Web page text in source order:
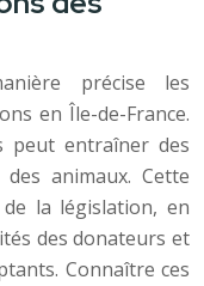
précise les
en Île-de-France.
peut entraîner des
animaux. Cette
la législation, en
des donateurs et
Connaître ces